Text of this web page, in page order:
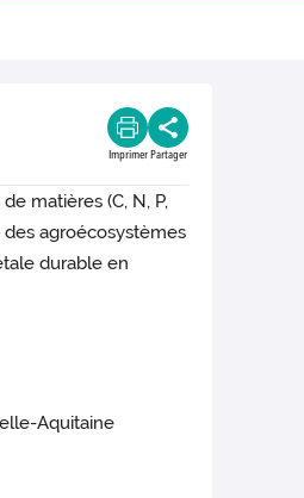
Imprimer Partager
matières (C, N, P,
des agroécosystèmes
durable en
Aquitaine